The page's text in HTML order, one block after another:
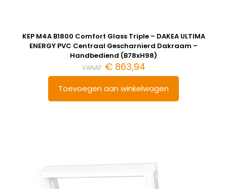
KEP M4A B1800 Comfort Glass Triple – DAKEA ULTIMA
ENERGY PVC Centraal Gescharnierd Dakraam –
Handbediend (B78xH98)
VANAF: €863,94
Toevoegen aan winkelwagen